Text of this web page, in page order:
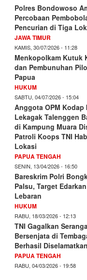
Polres Bondowoso
Percobaan
Pencurian di Tiga
JAWA TIMUR
KAMIS, 30/07/2026 - 11:28
Menkopolkam Kutuk
dan Pembunuhan
Papua
HUKUM
SABTU, 04/07/2026 - 15:04
Anggota OPM Kodap
Lekagak Talenggen
di Kampung Muara
Patroli Koops TNI
Lokasi
PAPUA TENGAH
SENIN, 13/04/2026 - 16:50
Bareskrim Polri
Palsu, Target
Lebaran
HUKUM
RABU, 18/03/2026 - 12:13
TNI Gagalkan
Bersenjata di
Berhasil Diselamatkan
PAPUA TENGAH
RABU, 04/03/2026 - 19:58